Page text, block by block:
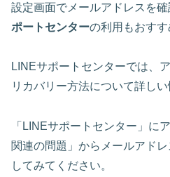
設定画面でメールアドレスを確
ポートセンターの利用もおすす
LINEサポートセンターでは、
リカバリー方法について詳し
「LINEサポートセンター」に
関連の問題」からメールアド
してみてください。